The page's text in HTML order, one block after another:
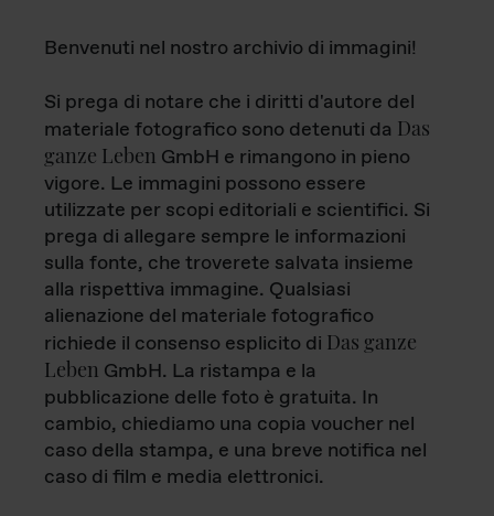
Benvenuti nel nostro archivio di immagini!
Si prega di notare che i diritti d'autore del
materiale fotografico sono detenuti da Das
ganze Leben GmbH e rimangono in pieno
vigore. Le immagini possono essere
utilizzate per scopi editoriali e scientifici. Si
prega di allegare sempre le informazioni
sulla fonte, che troverete salvata insieme
alla rispettiva immagine. Qualsiasi
alienazione del materiale fotografico
richiede il consenso esplicito di Das ganze
Leben GmbH. La ristampa e la
pubblicazione delle foto è gratuita. In
cambio, chiediamo una copia voucher nel
caso della stampa, e una breve notifica nel
caso di film e media elettronici.